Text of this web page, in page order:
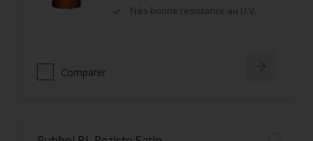
Très bonne résistance au U.V.
Comparer